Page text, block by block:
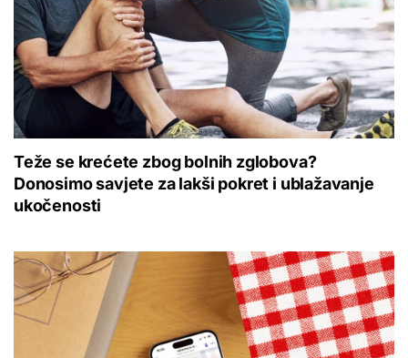
Teže se krećete zbog bolnih zglobova?
Donosimo savjete za lakši pokret i ublažavanje
ukočenosti